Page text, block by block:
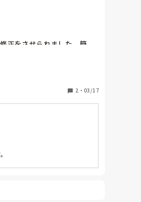
正をさせられました。簡
2 ・ 03/17